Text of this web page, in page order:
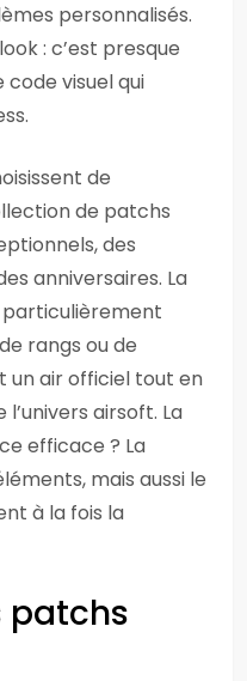
personnalisés.
: c’est presque
code visuel qui
de
de patchs
des
anniversaires. La
rangs ou de
un air officiel tout en
airsoft. La
efficace ? La
mais aussi le
à la fois la
patchs